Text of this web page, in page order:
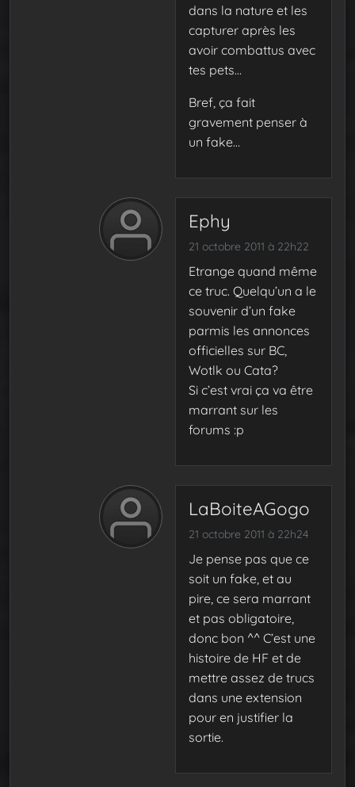
dans la nature et les
capturer après les
avoir combattus avec
tes pets…
Bref, ça fait
gravement penser à
un fake…
Ephy
21 octobre 2011 à 22h22
Etrange quand même
ce truc. Quelqu’un a le
souvenir d’un fake
parmis les annonces
officielles sur BC,
Wotlk ou Cata?
Si c’est vrai ça va être
marrant sur les
forums :p
LaBoiteAGogo
21 octobre 2011 à 22h24
Je pense pas que ce
soit un fake, et au
pire, ce sera marrant
et pas obligatoire,
donc bon ^^ C’est une
histoire de HF et de
mettre assez de trucs
dans une extension
pour en justifier la
sortie.